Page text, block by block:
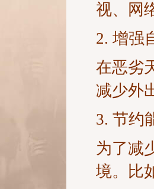
视、网
2. 增强
在恶劣
减少外
3. 节约
为了减
境。比